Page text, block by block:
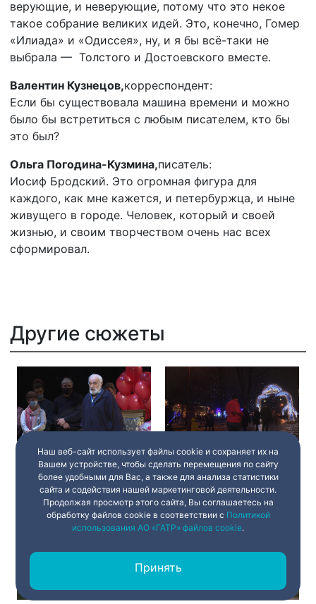
верующие, и неверующие, потому что это некое
такое собрание великих идей. Это, конечно, Гомер
«Илиада» и «Одиссея», ну, и я бы всё-таки не
выбрала — Толстого и Достоевского вместе.
Валентин Кузнецов,корреспондент:
Если бы существовала машина времени и можно
было бы встретиться с любым писателем, кто бы
это был?
Ольга Погодина-Кузмина,писатель:
Иосиф Бродский. Это огромная фигура для
каждого, как мне кажется, и петербуржца, и ныне
живущего в городе. Человек, который и своей
жизнью, и своим творчеством очень нас всех
сформировал.
Другие сюжеты
Большой юбилей
большого человека:
Роман Громадский вышел
на сцену в роли самого
21 декабря 202004:45
Настоящая ёлка и
побольше света: ТОП-5
лучших мест Петербург
для новогодней
фотосессии
21 декабря 202004:45
Наш веб-сайт использует файлы cookie и сохраняет их на
Вашем устройстве, чтобы сделать перемещения по сайту
более удобными для Вас, а также для анализа статистики
сайта и содействия нашей маркетинговой деятельности.
Продолжая просмотр этого сайта, Вы соглашаетесь на
обработку файлов cookie в соответствии с Политикой
использования АО «ГАТР» файлов cookie.
Принять